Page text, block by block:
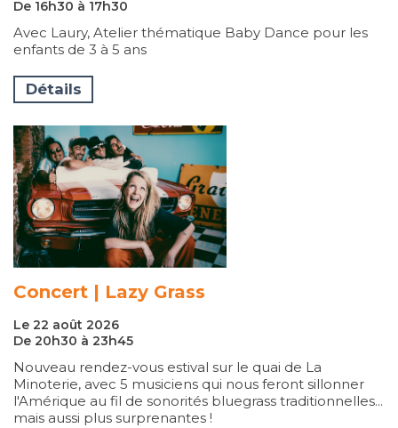
De 16h30 à 17h30
Avec Laury, Atelier thématique Baby Dance pour les
enfants de 3 à 5 ans
Détails
Concert | Lazy Grass
Le 22 août 2026
De 20h30 à 23h45
Nouveau rendez-vous estival sur le quai de La
Minoterie, avec 5 musiciens qui nous feront sillonner
l'Amérique au fil de sonorités bluegrass traditionnelles...
mais aussi plus surprenantes !